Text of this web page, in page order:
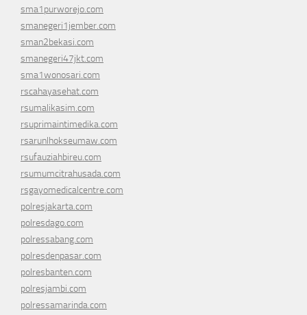
sma1purworejo.com
smanegeri1jember.com
sman2bekasi.com
smanegeri47jkt.com
sma1wonosari.com
rscahayasehat.com
rsumalikasim.com
rsuprimaintimedika.com
rsarunlhokseumaw.com
rsufauziahbireu.com
rsumumcitrahusada.com
rsgayomedicalcentre.com
polresjakarta.com
polresdago.com
polressabang.com
polresdenpasar.com
polresbanten.com
polresjambi.com
polressamarinda.com